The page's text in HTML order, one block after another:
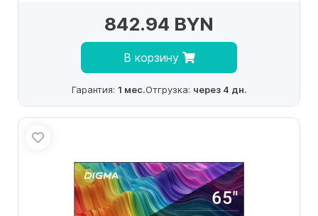
842.94 BYN
В корзину
Гарантия: 1 мес.Отгрузка: через 4 дн.